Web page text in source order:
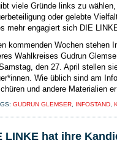
viele Gründe links zu
oder gelebte
mehr engagiert sich DIE
kommenden Wochen stehen
Wahlkreises Gudrun
den 27. April stellen
Wie üblich sind am
und andere Materialien
GUDRUN GLEMSER INFOSTAND
LINKE hat ihre